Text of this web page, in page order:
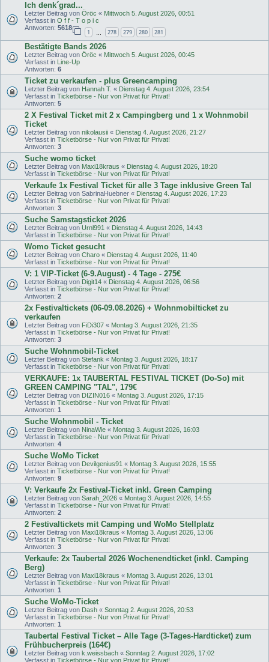
Ich denk´grad...
Letzter Beitrag von Öröc « Mittwoch 5. August 2026, 00:51
Verfasst in O f f - T o p i c
Antworten: 5618
1 278 279 280 281
Bestätigte Bands 2026
Letzter Beitrag von Öröc « Mittwoch 5. August 2026, 00:45
Verfasst in Line-Up
Antworten: 6
Ticket zu verkaufen - plus Greencamping
Letzter Beitrag von Hannah T. « Dienstag 4. August 2026, 23:54
Verfasst in Ticketbörse - Nur von Privat für Privat!
Antworten: 5
2 X Festival Ticket mit 2 x Campingberg und 1 x Wohnmobil
Ticket
Letzter Beitrag von nikolausii « Dienstag 4. August 2026, 21:27
Verfasst in Ticketbörse - Nur von Privat für Privat!
Antworten: 3
Suche womo ticket
Letzter Beitrag von Maxi18kraus « Dienstag 4. August 2026, 18:20
Verfasst in Ticketbörse - Nur von Privat für Privat!
Verkaufe 1x Festival Ticket für alle 3 Tage inklusive Green Tal
Letzter Beitrag von SabrinaHuebner « Dienstag 4. August 2026, 17:23
Verfasst in Ticketbörse - Nur von Privat für Privat!
Antworten: 3
Suche Samstagsticket 2026
Letzter Beitrag von Urnl991 « Dienstag 4. August 2026, 14:43
Verfasst in Ticketbörse - Nur von Privat für Privat!
Womo Ticket gesucht
Letzter Beitrag von Charo « Dienstag 4. August 2026, 11:40
Verfasst in Ticketbörse - Nur von Privat für Privat!
V: 1 VIP-Ticket (6-9.August) - 4 Tage - 275€
Letzter Beitrag von Digit14 « Dienstag 4. August 2026, 06:56
Verfasst in Ticketbörse - Nur von Privat für Privat!
Antworten: 2
2x Festivaltickets (06-09.08.2026) + Wohnmobilticket zu
verkaufen
Letzter Beitrag von FiDi307 « Montag 3. August 2026, 21:35
Verfasst in Ticketbörse - Nur von Privat für Privat!
Antworten: 3
Suche Wohnmobil-Ticket
Letzter Beitrag von Stefank « Montag 3. August 2026, 18:17
Verfasst in Ticketbörse - Nur von Privat für Privat!
VERKAUFE: 1x TAUBERTAL FESTIVAL TICKET (Do-So) mit
GREEN CAMPING "TAL", 179€
Letzter Beitrag von DIZIN016 « Montag 3. August 2026, 17:15
Verfasst in Ticketbörse - Nur von Privat für Privat!
Antworten: 1
Suche Wohnmobil - Ticket
Letzter Beitrag von NinaWie « Montag 3. August 2026, 16:03
Verfasst in Ticketbörse - Nur von Privat für Privat!
Antworten: 4
Suche WoMo Ticket
Letzter Beitrag von Devilgenius91 « Montag 3. August 2026, 15:55
Verfasst in Ticketbörse - Nur von Privat für Privat!
Antworten: 9
V: Verkaufe 2x Festival-Ticket inkl. Green Camping
Letzter Beitrag von Sarah_2026 « Montag 3. August 2026, 14:55
Verfasst in Ticketbörse - Nur von Privat für Privat!
Antworten: 2
2 Festivaltickets mit Camping und WoMo Stellplatz
Letzter Beitrag von Maxi18kraus « Montag 3. August 2026, 13:06
Verfasst in Ticketbörse - Nur von Privat für Privat!
Antworten: 3
Verkaufe: 2x Taubertal 2026 Wochenendticket (inkl. Camping
Berg)
Letzter Beitrag von Maxi18kraus « Montag 3. August 2026, 13:01
Verfasst in Ticketbörse - Nur von Privat für Privat!
Antworten: 1
Suche WoMo-Ticket
Letzter Beitrag von Dash « Sonntag 2. August 2026, 20:53
Verfasst in Ticketbörse - Nur von Privat für Privat!
Antworten: 1
Taubertal Festival Ticket – Alle Tage (3-Tages-Hardticket) zum
Frühbucherpreis (164€)
Letzter Beitrag von k.weissbach « Sonntag 2. August 2026, 17:02
Verfasst in Ticketbörse - Nur von Privat für Privat!